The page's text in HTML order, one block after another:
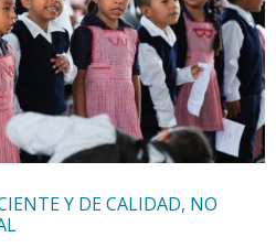
Y DE CALIDAD, NO